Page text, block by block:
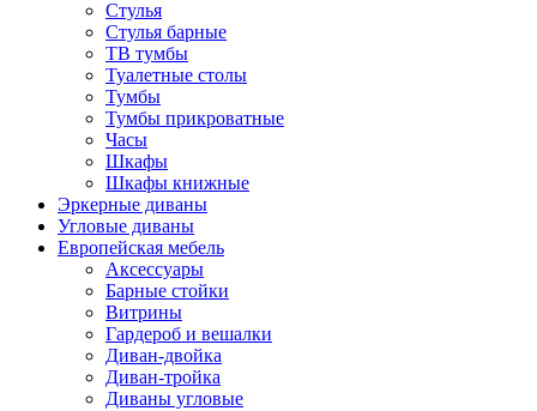
Стулья
Стулья барные
ТВ тумбы
Туалетные столы
Тумбы
Тумбы прикроватные
Часы
Шкафы
Шкафы книжные
Эркерные диваны
Угловые диваны
Европейская мебель
Аксессуары
Барные стойки
Витрины
Гардероб и вешалки
Диван-двойка
Диван-тройка
Диваны угловые